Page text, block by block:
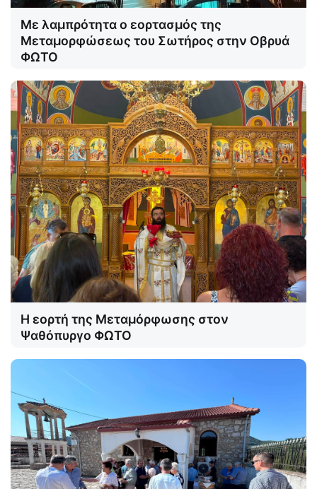
Με λαμπρότητα ο εορτασμός της
Μεταμορφώσεως του Σωτήρος στην Οβρυά
ΦΩΤΟ
Η εορτή της Μεταμόρφωσης στον
Ψαθόπυργο ΦΩΤΟ